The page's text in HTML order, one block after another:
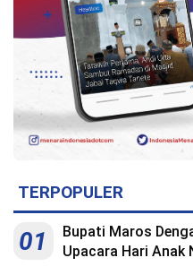
TERPOPULER
01
Bupati Maros
Upacara Hari Anak